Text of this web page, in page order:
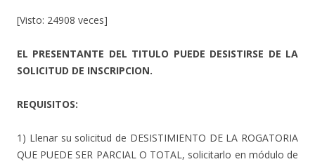
[Visto: 24908 veces]
EL PRESENTANTE DEL TITULO PUEDE DESISTIRSE DE LA
SOLICITUD DE INSCRIPCION.
REQUISITOS:
1) Llenar su solicitud de DESISTIMIENTO DE LA ROGATORIA
QUE PUEDE SER PARCIAL O TOTAL, solicitarlo en módulo de